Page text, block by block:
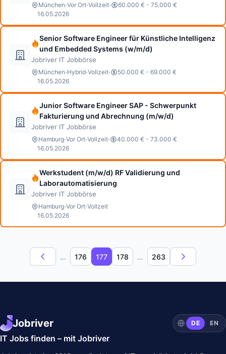
München·Vor Ort·Vollzeit·
60.000 € - 75.000 €
16.05.2026
Senior Software Engineer für Künstliche Intelligenz
und Embedded Systems (w/m/d)
Jobriver IT Jobbörse
München·Hybrid·Vollzeit·
50.000 € - 69.000 €
16.05.2026
Junior Software Engineer SAP - Schwerpunkt
Fakturierung und Abrechnung (m/w/d)
Jobriver IT Jobbörse
Hamburg·Vor Ort·Vollzeit·
40.000 € - 73.000 €
16.05.2026
Werkstudent (m/w/d) RF Validierung und
Laborautomatisierung
Jobriver IT Jobbörse
Hamburg·Vor Ort·Vollzeit
16.05.2026
… 176 177 178 … 263
Jobriver DE EN
IT Jobs finden – mit Jobriver